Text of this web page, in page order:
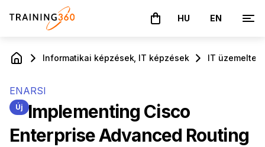
A kosár üres
HU EN
Informatikai képzések, IT képzések IT
ENARSI
Új Implementing Cisco
Enterprise Advanced Routing